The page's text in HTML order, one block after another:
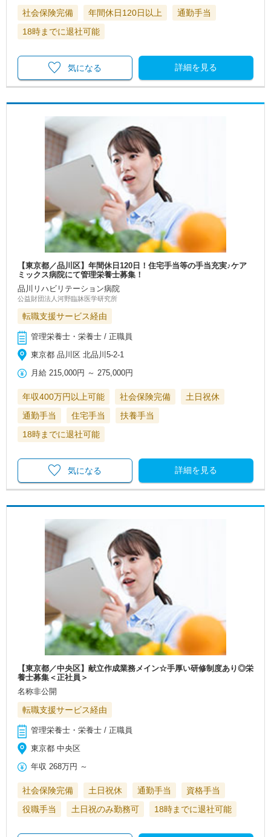
社会保険完備 年間休日120日以上
通勤手当
18時までに退社可能
詳細を見る
気になる
【東京都／品川区】年間休日120日！住宅手当等の手当充実♪ケア
ミックス病院にて管理栄養士募集！
品川リハビリテーション病院
公益財団法人河野臨牀医学研究所
転職支援サービス経由
管理栄養士・栄養士 / 正職員
東京都 品川区 北品川5-2-1
月給 215,000円 ～275,000円
年収400万円以上可能 社会保険完備
土日祝休
通勤手当
住宅手当
扶養手当
18時までに退社可能
詳細を見る
気になる
【東京都／中央区】献立作成業務メイン☆手厚い研修制度あり◎栄
養士募集＜正社員＞
名称非公開
転職支援サービス経由
管理栄養士・栄養士 / 正職員
東京都 中央区
年収 268万円 ～
社会保険完備 土日祝休 通勤手当
資格手当
役職手当
土日祝のみ勤務可 18時までに退社可能